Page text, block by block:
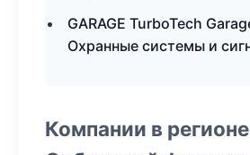
GARAGE TurboTech
Охранные системы и
Компании в